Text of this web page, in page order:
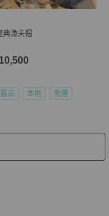
典漁夫帽
品 本地 免運